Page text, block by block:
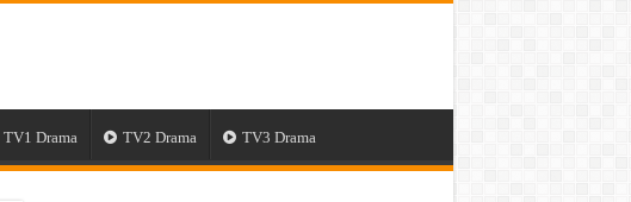
TV1 Drama TV2 Drama TV3 Drama